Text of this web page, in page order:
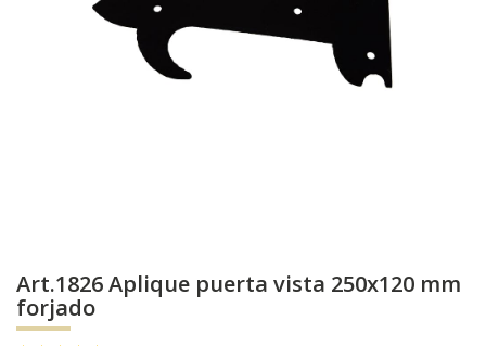
Art.1826 Aplique puerta vista 250x120 mm
forjado